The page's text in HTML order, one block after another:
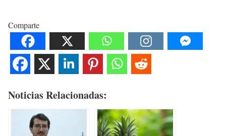
Comparte
Noticias Relacionadas: